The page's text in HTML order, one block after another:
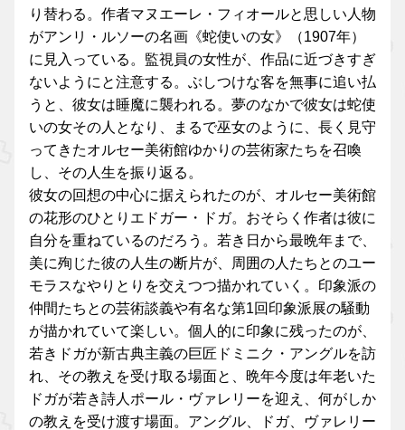
り替わる。作者マヌエーレ・フィオールと思しい人物
がアンリ・ルソーの名画《蛇使いの女》（1907年）
に見入っている。監視員の女性が、作品に近づきすぎ
ないようにと注意する。ぶしつけな客を無事に追い払
うと、彼女は睡魔に襲われる。夢のなかで彼女は蛇使
いの女その人となり、まるで巫女のように、長く見守
ってきたオルセー美術館ゆかりの芸術家たちを召喚
し、その人生を振り返る。
彼女の回想の中心に据えられたのが、オルセー美術館
の花形のひとりエドガー・ドガ。おそらく作者は彼に
自分を重ねているのだろう。若き日から最晩年まで、
美に殉じた彼の人生の断片が、周囲の人たちとのユー
モラスなやりとりを交えつつ描かれていく。印象派の
仲間たちとの芸術談義や有名な第1回印象派展の騒動
が描かれていて楽しい。個人的に印象に残ったのが、
若きドガが新古典主義の巨匠ドミニク・アングルを訪
れ、その教えを受け取る場面と、晩年今度は年老いた
ドガが若き詩人ポール・ヴァレリーを迎え、何がしか
の教えを受け渡す場面。アングル、ドガ、ヴァレリー